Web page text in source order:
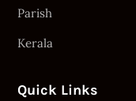
Parish
Kerala
Quick Links